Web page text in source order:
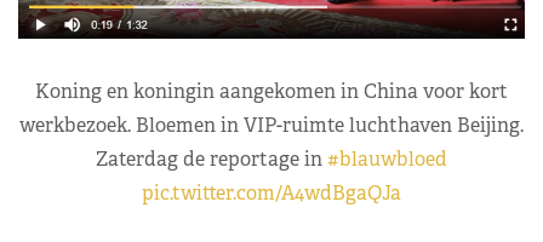
Koning en koningin aangekomen in China voor kort
werkbezoek. Bloemen in VIP-ruimte luchthaven Beijing.
Zaterdag de reportage in#blauwbloed
pic.twitter.com/A4wdBgaQJa